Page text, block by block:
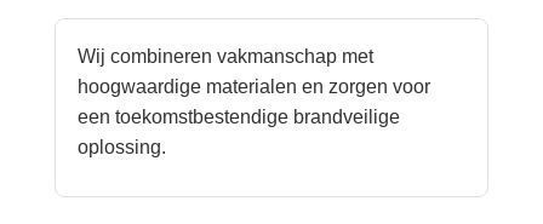
Wij combineren vakmanschap met
hoogwaardige materialen en zorgen voor
een toekomstbestendige brandveilige
oplossing.